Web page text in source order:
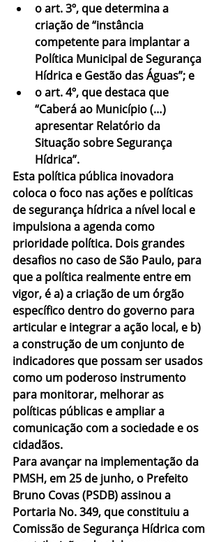
o art. 3º, que determina a
criação de “instância
competente para implantar a
Política Municipal de Segurança
Hídrica e Gestão das Águas”; e
o art. 4º, que destaca que
“Caberá ao Município (…)
apresentar Relatório da
Situação sobre Segurança
Hídrica”.
Esta política pública inovadora
coloca o foco nas ações e políticas
de segurança hídrica a nível local e
impulsiona a agenda como
prioridade política. Dois grandes
desafios no caso de São Paulo, para
que a política realmente entre em
vigor, é a) a criação de um órgão
específico dentro do governo para
articular e integrar a ação local, e b)
a construção de um conjunto de
indicadores que possam ser usados
como um poderoso instrumento
para monitorar, melhorar as
políticas públicas e ampliar a
comunicação com a sociedade e os
cidadãos.
Para avançar na implementação da
PMSH, em 25 de junho, o Prefeito
Bruno Covas (PSDB) assinou a
Portaria No. 349, que constituiu a
Comissão de Segurança Hídrica com